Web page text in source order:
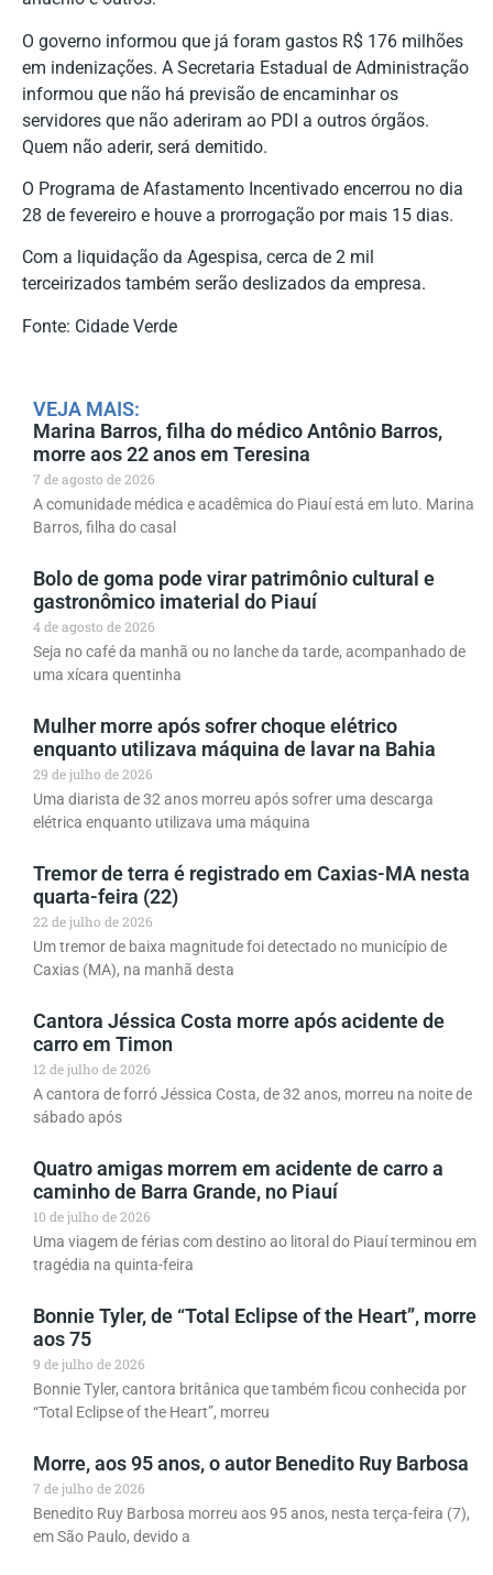
O governo informou que já foram gastos R$ 176 milhões
em indenizações. A Secretaria Estadual de Administração
informou que não há previsão de encaminhar os
servidores que não aderiram ao PDI a outros órgãos.
Quem não aderir, será demitido.
O Programa de Afastamento Incentivado encerrou no dia
28 de fevereiro e houve a prorrogação por mais 15 dias.
Com a liquidação da Agespisa, cerca de 2 mil
terceirizados também serão deslizados da empresa.
Fonte: Cidade Verde
VEJA MAIS:
Marina Barros, filha do médico Antônio Barros,
morre aos 22 anos em Teresina
7 de agosto de 2026
A comunidade médica e acadêmica do Piauí está em luto. Marina
Barros, filha do casal
Bolo de goma pode virar patrimônio cultural e
gastronômico imaterial do Piauí
4 de agosto de 2026
Seja no café da manhã ou no lanche da tarde, acompanhado de
uma xícara quentinha
Mulher morre após sofrer choque elétrico
enquanto utilizava máquina de lavar na Bahia
29 de julho de 2026
Uma diarista de 32 anos morreu após sofrer uma descarga
elétrica enquanto utilizava uma máquina
Tremor de terra é registrado em Caxias-MA nesta
quarta-feira (22)
22 de julho de 2026
Um tremor de baixa magnitude foi detectado no município de
Caxias (MA), na manhã desta
Cantora Jéssica Costa morre após acidente de
carro em Timon
12 de julho de 2026
A cantora de forró Jéssica Costa, de 32 anos, morreu na noite de
sábado após
Quatro amigas morrem em acidente de carro a
caminho de Barra Grande, no Piauí
10 de julho de 2026
Uma viagem de férias com destino ao litoral do Piauí terminou em
tragédia na quinta-feira
Bonnie Tyler, de “Total Eclipse of the Heart”, morre
aos 75
9 de julho de 2026
Bonnie Tyler, cantora britânica que também ficou conhecida por
“Total Eclipse of the Heart”, morreu
Morre, aos 95 anos, o autor Benedito Ruy Barbosa
7 de julho de 2026
Benedito Ruy Barbosa morreu aos 95 anos, nesta terça-feira (7),
em São Paulo, devido a